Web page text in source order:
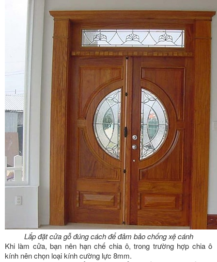
Lắp đặt cửa gỗ đúng cách để đảm bảo chống xệ cánh
Khi làm cửa, bạn nên hạn chế chia ô, trong trường hợp chia ô
kính nên chọn loại kính cường lực 8mm.